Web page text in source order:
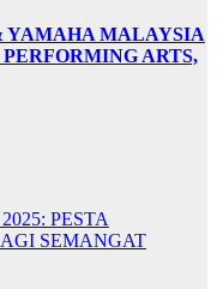
YAMAHA MALAYSIA
ARTS,